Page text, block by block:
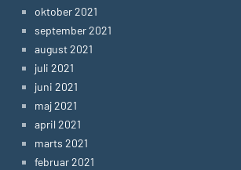
oktober 2021
september 2021
august 2021
juli 2021
juni 2021
maj 2021
april 2021
marts 2021
februar 2021